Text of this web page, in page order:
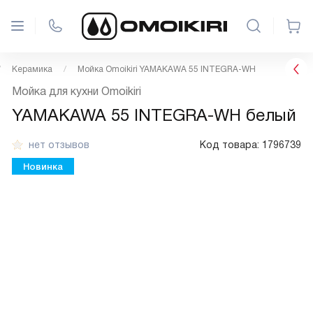
Керамика Мойка Omoikiri YAMAKAWA 55 INTEGRA-WH
нет отзывов Код товара: 1796739
Новинка
Мойка для кухни Omoikiri
YAMAKAWA 55 INTEGRA-WH белый